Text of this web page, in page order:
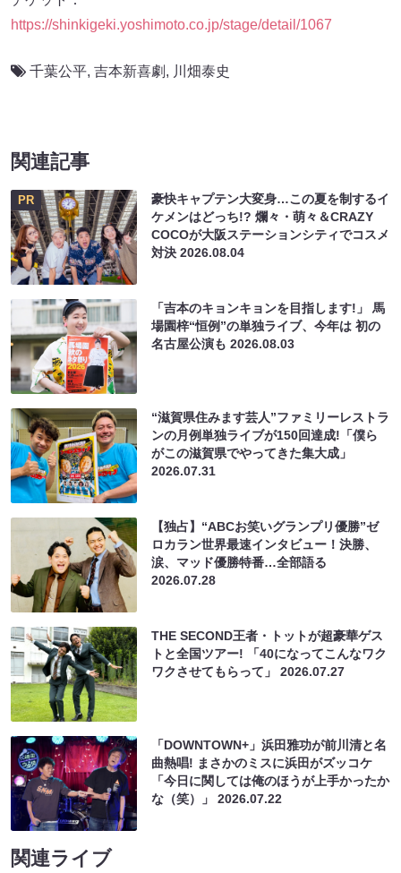
https://shinkigeki.yoshimoto.co.jp/stage/detail/1067
千葉公平, 吉本新喜劇 , 川畑泰史
関連記事
PR
豪快キャプテン大変身…この夏を制するイ
ケメンはどっち!? 爛々・萌々＆CRAZY
COCOが大阪ステーションシティでコスメ
対決2026.08.04
「吉本のキョンキョンを目指します!」 馬
場園梓“恒例”の単独ライブ、今年は 初の
名古屋公演も2026.08.03
“滋賀県住みます芸人”ファミリーレストラ
ンの月例単独ライブが150回達成!「僕ら
がこの滋賀県でやってきた集大成」
2026.07.31
【独占】“ABCお笑いグランプリ優勝”ゼ
ロカラン世界最速インタビュー！決勝、
涙、マッド優勝特番…全部語る
2026.07.28
THE SECOND王者・トットが超豪華ゲス
トと全国ツアー! 「40になってこんなワク
ワクさせてもらって」2026.07.27
「DOWNTOWN+」浜田雅功が前川清と名
曲熱唱! まさかのミスに浜田がズッコケ
「今日に関しては俺のほうが上手かったか
な（笑）」2026.07.22
関連ライブ